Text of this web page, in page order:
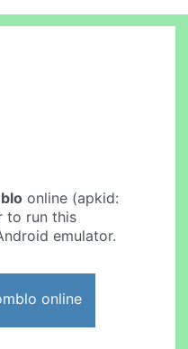
online (apkid:
to run this
emulator.
online